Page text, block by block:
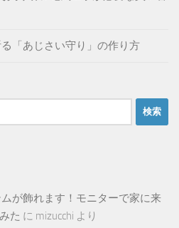
「あじさい守り」の作り方
が飾れます！モニターで家に来
た に mizucchi より